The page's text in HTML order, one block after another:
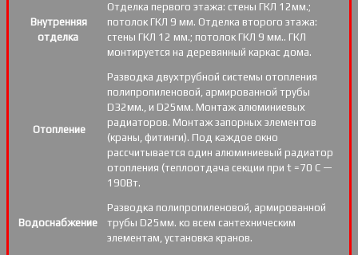
Внутренняя
отделка
Отделка первого этажа: стены ГКЛ 12мм.;
потолок ГКЛ 9 мм. Отделка второго этажа:
стены ГКЛ 12 мм.; потолок ГКЛ 9 мм.. ГКЛ
монтируется на деревянный каркас дома.
Отопление
Разводка двухтрубной системы отопления
полипропиленовой, армированной трубы
D32мм., и D25мм. Монтаж алюминиевых
радиаторов. Монтаж запорных элементов
(краны, фитинги). Под каждое окно
рассчитывается один алюминиевый радиатор
отопления (теплоотдача секции при t =70 С —
190Вт.
Водоснабжение
Разводка полипропиленовой, армированной
трубы D25мм. ко всем сантехническим
элементам, установка кранов.